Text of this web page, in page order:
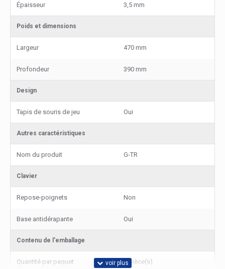
Épaisseur 3,5 mm
Poids et dimensions
Largeur 470 mm
Profondeur 390 mm
Design
Tapis de souris de jeu Oui
Autres caractéristiques
Nom du produit G-TR
Clavier
Repose-poignets Non
Base antidérapante Oui
Contenu de l'emballage
Quantité par paquet 1 pièce(s)